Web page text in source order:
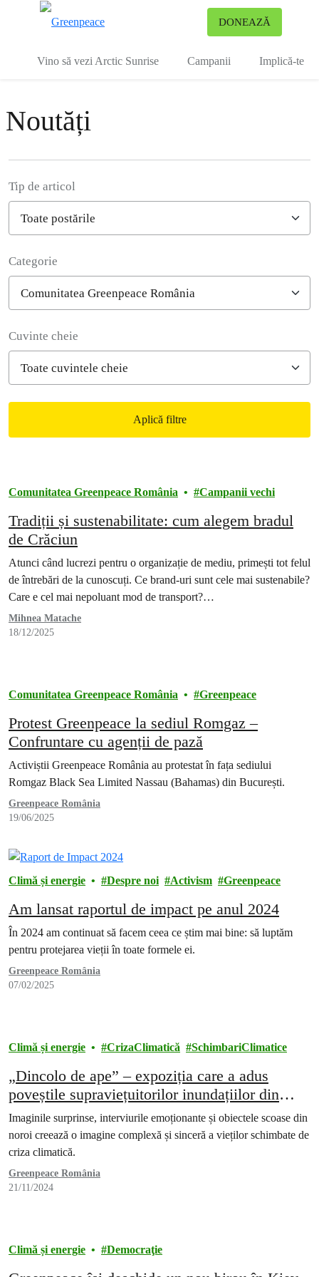
DONEAZĂ
Vino să vezi Arctic Sunrise Campanii Implică-te
Noutăți
Tip de articol
Categorie
Cuvinte cheie
Aplică filtre
Comunitatea Greenpeace România Campanii vechi
Tradiții și sustenabilitate: cum alegem bradul
de Crăciun
Atunci când lucrezi pentru o organizație de mediu, primești tot felul
de întrebări de la cunoscuți. Ce brand-uri sunt cele mai sustenabile?
Care e cel mai nepoluant mod de transport?…
Mihnea Matache
18/12/2025
Comunitatea Greenpeace România Greenpeace
Protest Greenpeace la sediul Romgaz –
Confruntare cu agenții de pază
Activiștii Greenpeace România au protestat în fața sediului
Romgaz Black Sea Limited Nassau (Bahamas) din București.
Greenpeace România
19/06/2025
Climă și energie Despre noi Activism Greenpeace
Am lansat raportul de impact pe anul 2024
În 2024 am continuat să facem ceea ce știm mai bine: să luptăm
pentru protejarea vieții în toate formele ei.
Greenpeace România
07/02/2025
Climă și energie CrizaClimatică SchimbariClimatice
„Dincolo de ape” – expoziția care a adus
poveștile supraviețuitorilor inundațiilor din
județul Galați
Imaginile surprinse, interviurile emoționante și obiectele scoase din
noroi creează o imagine complexă și sinceră a vieților schimbate de
criza climatică.
Greenpeace România
21/11/2024
Climă și energie Democraţie